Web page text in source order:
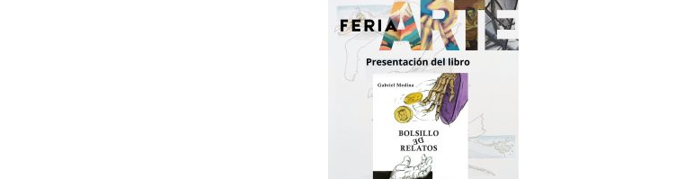
sede
del
cierre
general
de
los
Juegos
Epade
2027